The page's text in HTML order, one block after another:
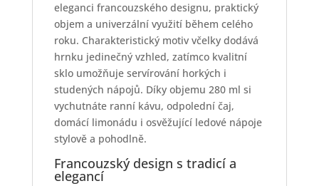
eleganci francouzského designu, praktický
objem a univerzální využití během celého
roku. Charakteristický motiv včelky dodává
hrnku jedinečný vzhled, zatímco kvalitní
sklo umožňuje servírování horkých i
studených nápojů. Díky objemu 280 ml si
vychutnáte ranní kávu, odpolední čaj,
domácí limonádu i osvěžující ledové nápoje
stylově a pohodlně.
Francouzský design s tradicí a
elegancí